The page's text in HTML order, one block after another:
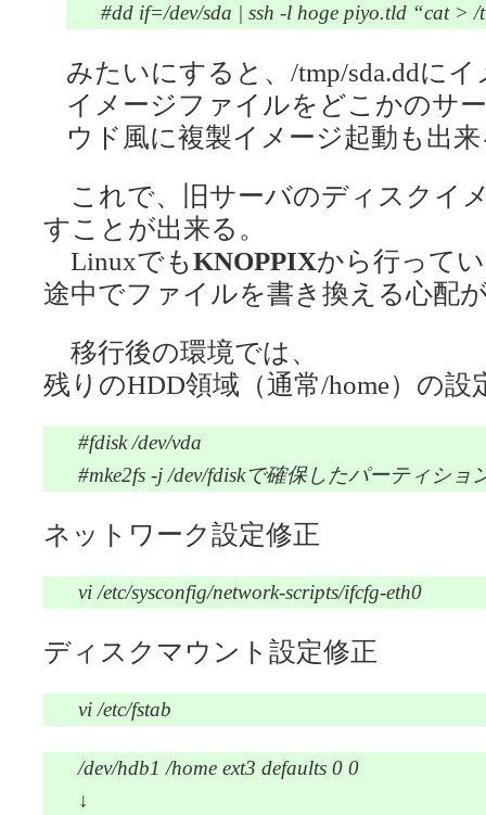
#dd if=/dev/sda | ssh -l hoge piyo.tld “cat > /
みたいにすると、/tmp/sda.ddに
イメージファイルをどこかのサ
ウド風に複製イメージ起動も出
これで、旧サーバのディスクイ
すことが出来る。
LinuxでもKNOPPIXから行って
途中でファイルを書き換える心配
移行後の環境では、
残りのHDD領域（通常/home）の設
#fdisk /dev/vda
#mke2fs -j /dev/fdiskで確保したパーティショ
ネットワーク設定修正
vi /etc/sysconfig/network-scripts/ifcfg-eth0
ディスクマウント設定修正
vi /etc/fstab
/dev/hdb1 /home ext3 defaults 0 0
↓